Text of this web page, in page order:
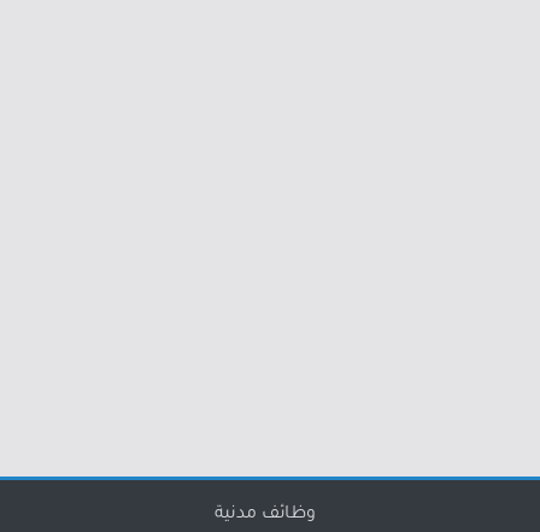
وظائف مدنية